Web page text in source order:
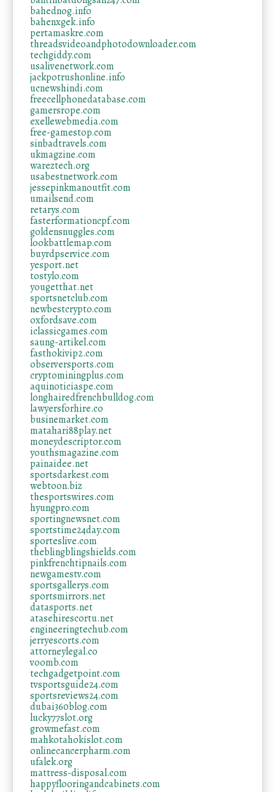
bahednog.info
bahenxgek.info
pertamaskre.com
threadsvideoandphotodownloader.com
techgiddy.com
usalivenetwork.com
jackpotrushonline.info
ucnewshindi.com
freecellphonedatabase.com
gamersrope.com
exellewebmedia.com
free-gamestop.com
sinbadtravels.com
ukmagzine.com
wareztech.org
usabestnetwork.com
jessepinkmanoutfit.com
umailsend.com
retarys.com
fasterformationcpf.com
goldensnuggles.com
lookbattlemap.com
buyrdpservice.com
yesport.net
tostylo.com
yougetthat.net
sportsnetclub.com
newbestcrypto.com
oxfordsave.com
iclassicgames.com
saung-artikel.com
fasthokivip2.com
observersports.com
cryptominingplus.com
aquinoticiaspe.com
longhairedfrenchbulldog.com
lawyersforhire.co
businemarket.com
matahari88play.net
moneydescriptor.com
youthsmagazine.com
painaidee.net
sportsdarkest.com
webtoon.biz
thesportswires.com
hyungpro.com
sportingnewsnet.com
sportstime24day.com
sporteslive.com
theblingblingshields.com
pinkfrenchtipnails.com
newgamestv.com
sportsgallerys.com
sportsmirrors.net
datasports.net
atasehirescortu.net
engineeringtechub.com
jerryescorts.com
attorneylegal.co
voomb.com
techgadgetpoint.com
tvsportsguide24.com
sportsreviews24.com
dubai360blog.com
lucky77slot.org
growmefast.com
mahkotahokislot.com
onlinecancerpharm.com
ufalek.org
mattress-disposal.com
happyflooringandcabinets.com